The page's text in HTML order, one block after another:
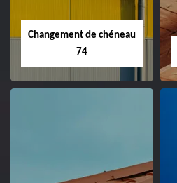
Changement de chéneau
74